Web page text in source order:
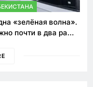
«зелёная волна».
почти в два раза